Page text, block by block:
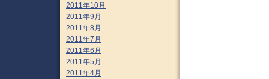
2011年10月
2011年9月
2011年8月
2011年7月
2011年6月
2011年5月
2011年4月